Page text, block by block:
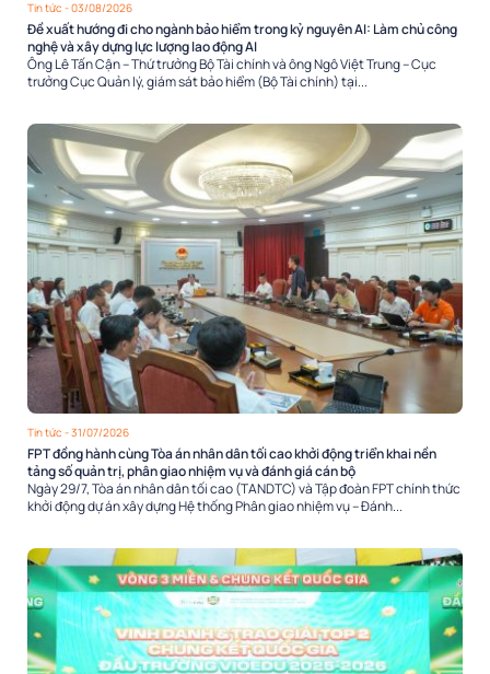
Tin tức - 03/08/2026
Đề xuất hướng đi cho ngành bảo hiểm trong kỷ nguyên AI: Làm chủ công
nghệ và xây dựng lực lượng lao động AI
Ông Lê Tấn Cận – Thứ trưởng Bộ Tài chính và ông Ngô Việt Trung – Cục
trưởng Cục Quản lý, giám sát bảo hiểm (Bộ Tài chính) tại...
Tin tức - 31/07/2026
FPT đồng hành cùng Tòa án nhân dân tối cao khởi động triển khai nền
tảng số quản trị, phân giao nhiệm vụ và đánh giá cán bộ
Ngày 29/7, Tòa án nhân dân tối cao (TANDTC) và Tập đoàn FPT chính thức
khởi động dự án xây dựng Hệ thống Phân giao nhiệm vụ – Đánh...